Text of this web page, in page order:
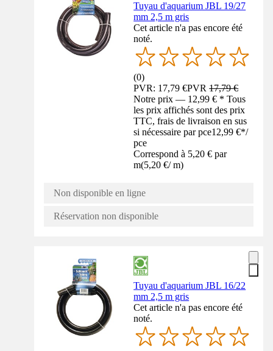
Tuyau d'aquarium JBL 19/27
mm 2,5 m gris
Cet article n'a pas encore été
noté.
(0)
PVR: 17,79 €PVR17,79 €
Notre prix — 12,99 € * Tous
les prix affichés sont des prix
TTC, frais de livraison en sus
si nécessaire par pce12,99 €*/
pce
Correspond à 5,20 € par
m(5,20 €/ m)
Non disponible en ligne
Réservation non disponible
Tuyau d'aquarium JBL 16/22
mm 2,5 m gris
Cet article n'a pas encore été
noté.